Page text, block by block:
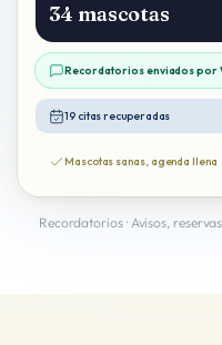
34 mascotas
Recordatorios enviados por
19 citas recuperadas
Mascotas sanas, agenda llena
Recordatorios · Avisos,